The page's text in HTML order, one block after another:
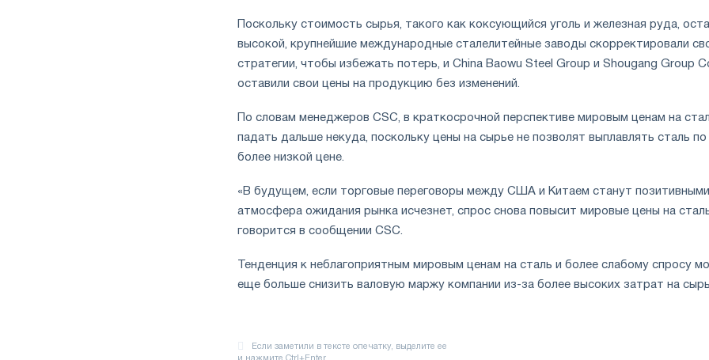
Поскольку стоимость сырья, такого как коксующийся уголь и железная руда,
высокой, крупнейшие международные сталелитейные заводы скорректировали
стратегии, чтобы избежать потерь, и China Baowu Steel Group и Shougang Group
оставили свои цены на продукцию без изменений.
По словам менеджеров CSC, в краткосрочной перспективе мировым ценам на
падать дальше некуда, поскольку цены на сырье не позволят выплавлять сталь по
более низкой цене.
« В будущем, если торговые переговоры между США и Китаем станут
атмосфера ожидания рынка исчезнет, ​​спрос снова повысит мировые цены на
говорится в сообщении CSC.
Тенденция к неблагоприятным мировым ценам на сталь и более слабому спросу
еще больше снизить валовую маржу компании из-за более высоких затрат на